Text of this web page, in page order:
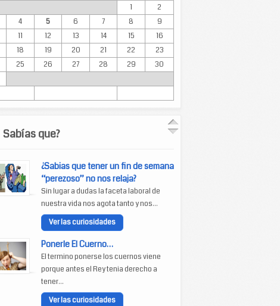
1
2
4 5 6 7 8
9
11 12 13 14 15
16
18 19 20 21 22
23
25 26 27 28 29
30
Sabías que?
¿Sabias que tener un fin de semana
“perezoso” no nos relaja?
Sin lugar a dudas la faceta laboral de
nuestra vida nos agota tanto y nos...
Ver las curiosidades
Ponerle El Cuerno…
El termino ponerse los cuernos viene
porque antes el Rey tenia derecho a
tener...
Ver las curiosidades